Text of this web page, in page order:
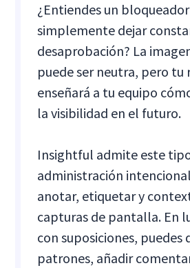
¿Entiendes un
simplemente dejar
desaprobación? La
puede ser neutra, pero tu
enseñará a tu equipo
la visibilidad en el futuro.
Insightful admite este
administración
anotar, etiquetar y
capturas de pantalla. En
con suposiciones,
patrones, añadir